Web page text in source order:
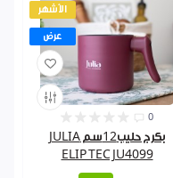
الأشهر
عرض
0
بكرج حليب12سم JULIA
ELIP TEC JU4099